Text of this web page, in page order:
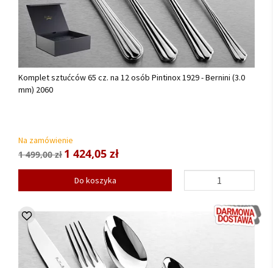
Komplet sztućców 65 cz. na 12 osób Pintinox 1929 - Bernini (3.0
mm) 2060
Na zamówienie
1 499,00 zł 1 424,05 zł
Do koszyka